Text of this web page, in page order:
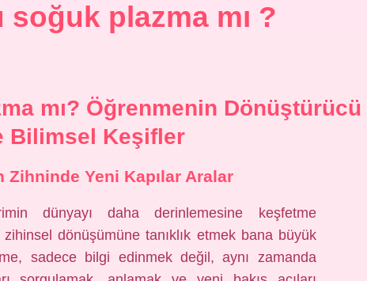
soğuk plazma mı ?
mı? Öğrenmenin Dönüştürücü
Bilimsel Keşifler
Zihninde Yeni Kapılar Aralar
dünyayı daha derinlemesine keşfetme
zihinsel dönüşümüne tanıklık etmek bana büyük
sadece bilgi edinmek değil, aynı zamanda